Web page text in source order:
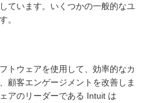
ています。いくつかの一般的なユ
。
トウェアを使用して、効率的なカ
顧客エンゲージメントを改善しま
アのリーダーである Intuit は